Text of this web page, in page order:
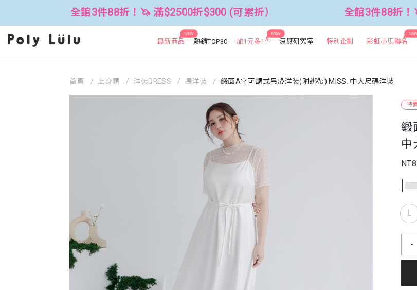
全館3件88折！🦄 滿$2500折$300 (可累折） 全館3件88折！🦄 滿$2500
NEW
最新商品 熱銷TOP30
NEW
加1元多1件 涼感研究室 特別企劃
NEW
彩虹小馬聯名
特
緞
中
L
-
首頁 上身類 洋裝DRESS 長洋裝 緞面A字可調式吊帶洋裝(附綁帶) MISS. 中大尺碼洋裝